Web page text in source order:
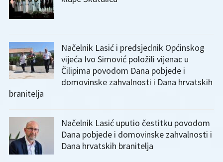
Načelnik Lasić i predsjednik Općinskog
vijeća Ivo Simović položili vijenac u
Čilipima povodom Dana pobjede i
domovinske zahvalnosti i Dana hrvatskih
branitelja
Načelnik Lasić uputio čestitku povodom
Dana pobjede i domovinske zahvalnosti i
Dana hrvatskih branitelja